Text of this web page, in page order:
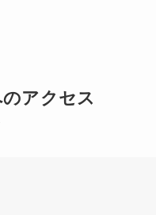
アクセス